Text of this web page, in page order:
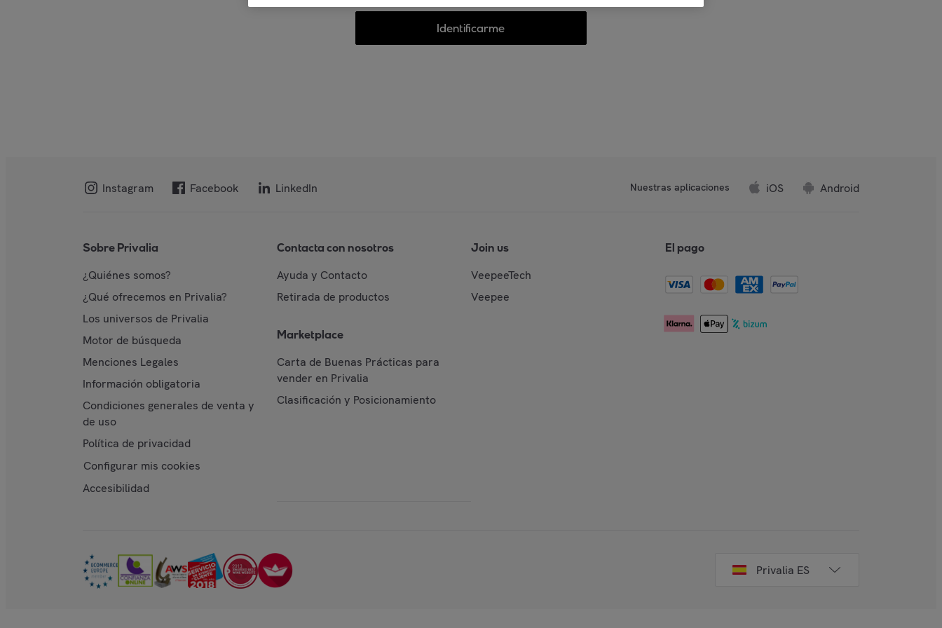
Identificarme
Instagram Facebook LinkedIn Nuestras aplicaciones iOS Android
Sobre Privalia
¿Quiénes somos?
¿Qué ofrecemos en Privalia?
Los universos de Privalia
Motor de búsqueda
Menciones Legales
Información obligatoria
Condiciones generales de venta y
de uso
Política de privacidad
Configurar mis cookies
Accesibilidad
Contacta con nosotros
Ayuda y Contacto
Retirada de productos
Marketplace
Carta de Buenas Prácticas para
vender en Privalia
Clasificación y Posicionamiento
Join us
VeepeeTech
Veepee
El pago
Privalia ES